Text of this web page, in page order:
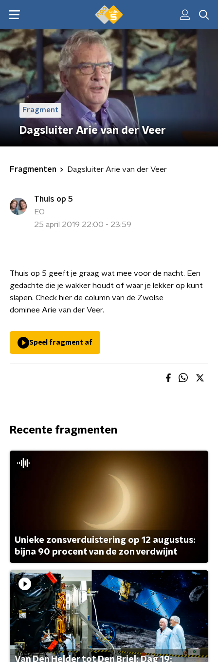
Fragment
Dagsluiter Arie van der Veer
Fragmenten Dagsluiter Arie van der Veer
Thuis op 5
EO
25 april 2019 22:00 - 23:59
Thuis op 5 geeft je graag wat mee voor de nacht. Een
gedachte die je wakker houdt of waar je lekker op kunt
slapen. Check hier de column van de Zwolse
dominee Arie van der Veer.
Speel fragment af
Recente fragmenten
Unieke zonsverduistering op 12 augustus:
bijna 90 procent van de zon verdwijnt
Van Den Helder tot Den Briel: Dag 19: